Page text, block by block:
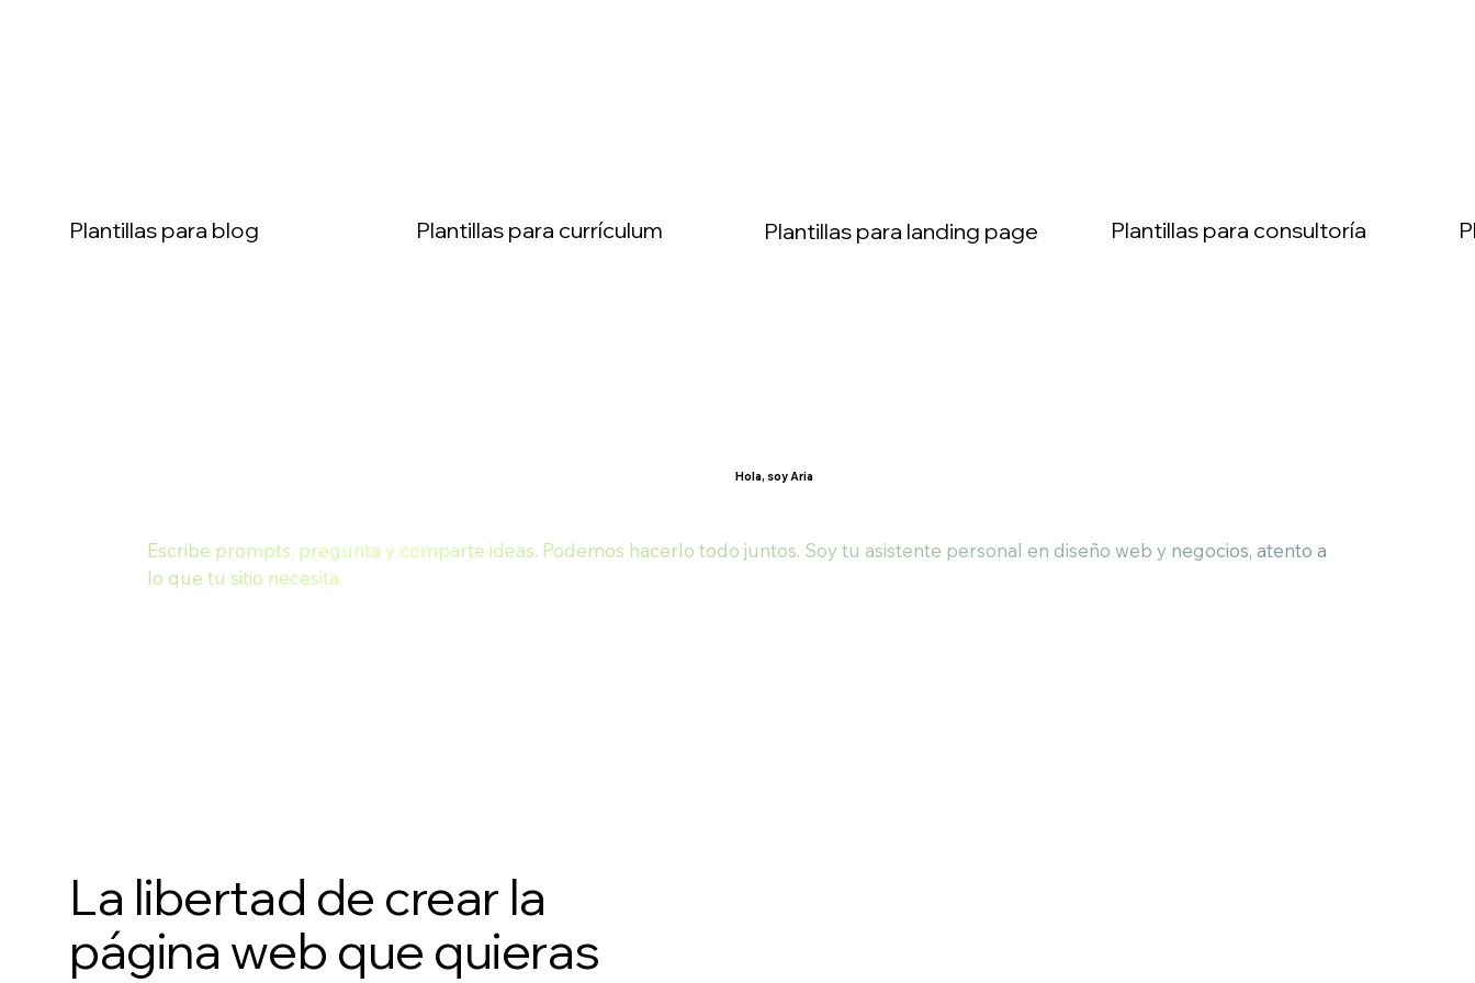
Plantillas para blog Plantillas para currículum Plantillas para landing page Plantillas para consultoría
Hola, soy Aria
Escribe prompts, pregunta y comparte ideas. Podemos hacerlo todo juntos. Soy tu asistente personal en diseño web y negocios, atento a
lo que tu sitio necesita.
La libertad de crear la
página web que quieras